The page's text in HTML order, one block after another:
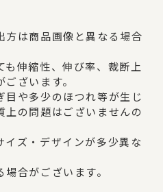
は商品画像と異なる場合
伸縮性、伸び率、裁断上
ざいます。
や多少のほつれ等が生じ
の問題はございませんの
ズ・デザインが多少異な
合がございます。